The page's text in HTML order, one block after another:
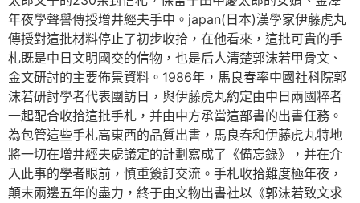
年夜學聲譽傳授增井經夫手中。japan(日本)漢學家伊藤虎丸
傳授對這批材料停止了初步收拾，在他看來，這批可貴的手
札既是中日文明國交的信物，也是后人清楚郭沫若甲骨文、
金文研討的主要佈景資料。1986年，馬良春率中國社科院郭
沫若研討學者代表團訪日，與伊藤虎丸約定由中日兩國粹者
一起配合收拾這批手札，并由中方承當這部書的出書任務。
為包管這些手札高東西的品質出書，馬良春和伊藤虎丸特地
將一切在增井經夫處議定的計劃寫成了《備忘錄》，并在介
入此事的學者眼前，慎重簽訂交流。手札收拾難度極年夜，
顛末兩邊五年的盡力，終于由文物出書社以《郭沫若致文求